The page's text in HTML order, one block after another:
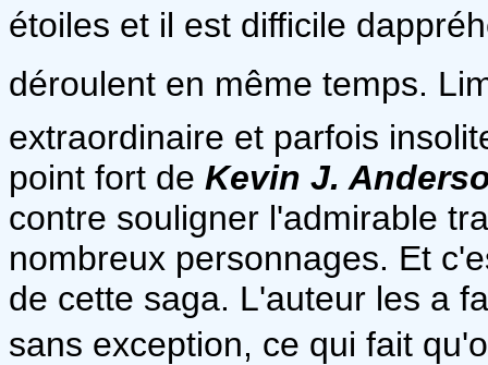
étoiles et il est difficile
déroulent en même temps.
extraordinaire et parfois
point fort de Kevin J.
contre souligner l'admirable
nombreux personnages. Et
de cette saga. L'auteur les a
sans exception, ce qui fait